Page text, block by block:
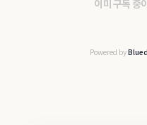
이미 구독 중
Powered by